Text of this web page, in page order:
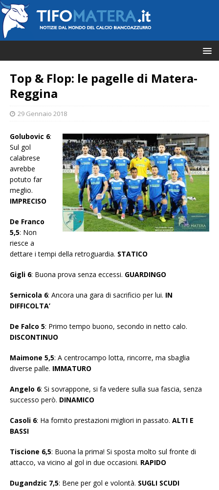
Top & Flop: le pagelle di Matera-
Reggina
29 Gennaio 2018
Golubovic 6:
Sul gol
calabrese
avrebbe
potuto far
meglio.
IMPRECISO
De Franco
5,5: Non
riesce a
dettare i tempi della retroguardia. STATICO
Gigli 6: Buona prova senza eccessi. GUARDINGO
Sernicola 6: Ancora una gara di sacrificio per lui. IN
DIFFICOLTA’
De Falco 5: Primo tempo buono, secondo in netto calo.
DISCONTINUO
Maimone 5,5: A centrocampo lotta, rincorre, ma sbaglia
diverse palle. IMMATURO
Angelo 6: Si sovrappone, si fa vedere sulla sua fascia, senza
successo però. DINAMICO
Casoli 6: Ha fornito prestazioni migliori in passato. ALTI E
BASSI
Tiscione 6,5: Buona la prima! Si sposta molto sul fronte di
attacco, va vicino al gol in due occasioni. RAPIDO
Dugandzic 7,5: Bene per gol e volontà. SUGLI SCUDI